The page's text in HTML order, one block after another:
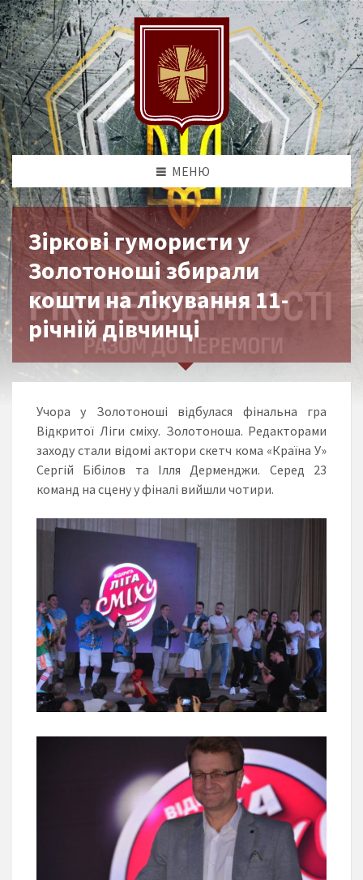
МЕНЮ
Зіркові гумористи у
Золотоноші збирали
кошти на лікування 11-
річній дівчинці
Учора у Золотоноші відбулася фінальна гра
Відкритої Ліги сміху. Золотоноша. Редакторами
заходу стали відомі актори скетч кома «Країна У»
Сергій Бібілов та Ілля Дерменджи. Серед 23
команд на сцену у фіналі вийшли чотири.